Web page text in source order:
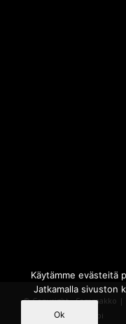
© Copyright - Sammakko |
Powered by
iQWebbi
Käytämme evästeitä
Jatkamalla sivuston
Ok